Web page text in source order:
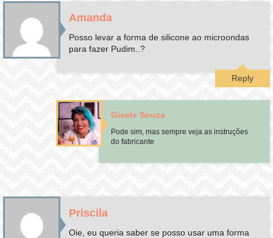
Amanda
Posso levar a forma de silicone ao microondas
para fazer Pudim..?
Reply
Gisele Souza
Pode sim, mas sempre veja as instruções
do fabricante
Priscila
Oie, eu queria saber se posso usar uma forma